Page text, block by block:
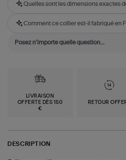
Quelles sont les dimensions exactes
Comment ce collier est-il fabriqué en
LIVRAISON
OFFERTE DÈS 150
€
RETOUR
DESCRIPTION